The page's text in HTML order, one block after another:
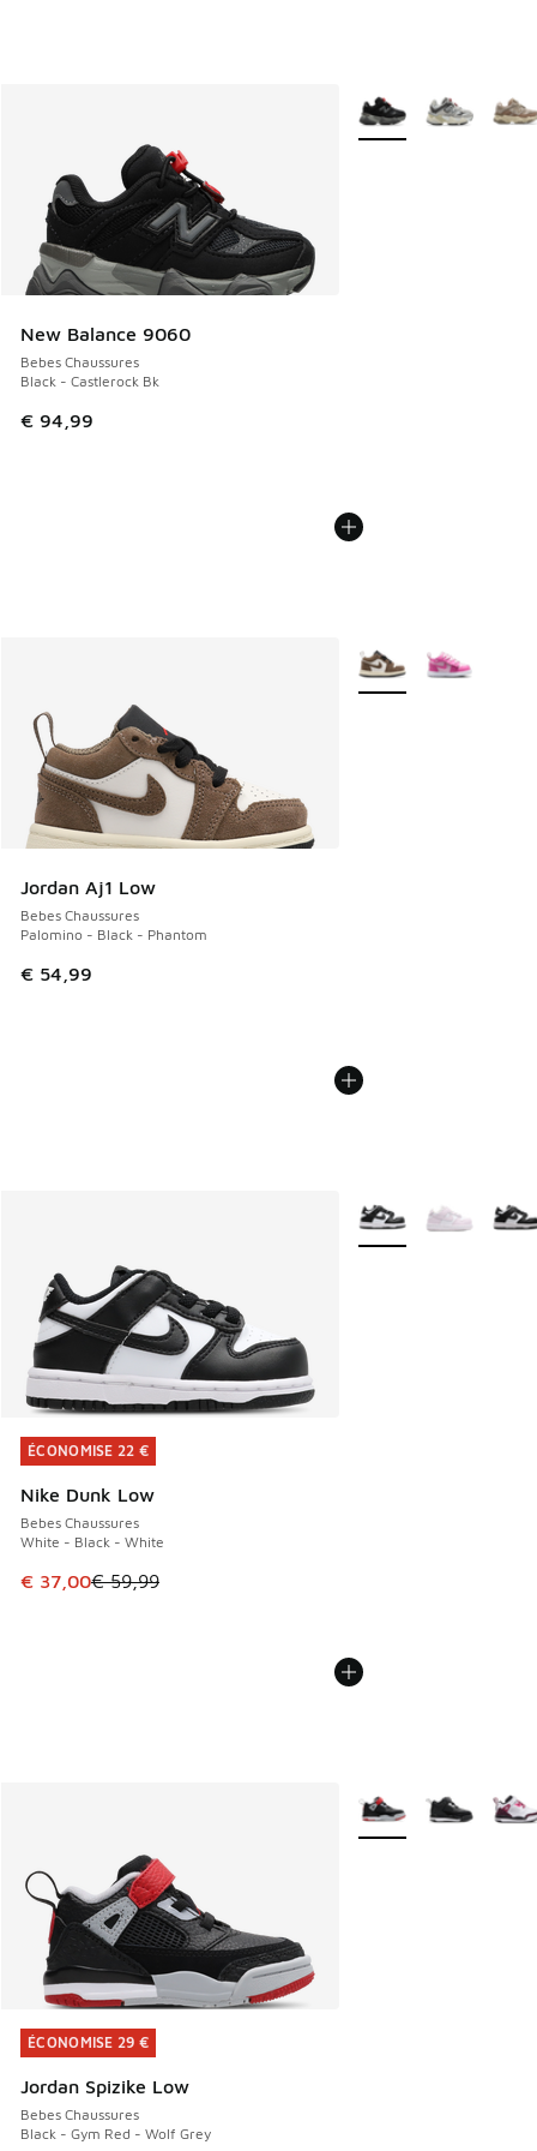
New Balance 9060
Bebes Chaussures
Black - Castlerock Bk
€ 94,99
Plus de couleurs
Jordan Aj1 Low
Bebes Chaussures
Palomino - Black - Phantom
€ 54,99
Plus de couleurs
ÉCONOMISE 22 €
Nike Dunk Low
Bebes Chaussures
White - Black - White
Cet article est en promotion. Prix en baisse de € 59,99 à
€ 37,00€ 59,99
ÉCONOMISE 22 €
Plus de couleurs
ÉCONOMISE 29 €
Jordan Spizike Low
Bebes Chaussures
Black - Gym Red - Wolf Grey
ÉCONOMISE 29 €
Plus de couleurs